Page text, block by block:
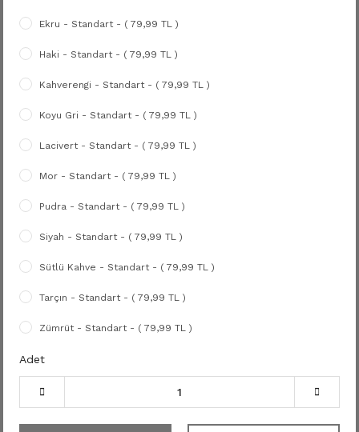
Ekru - Standart - ( 79,99 TL )
Haki - Standart - ( 79,99 TL )
Kahverengi - Standart - ( 79,99 TL )
Koyu Gri - Standart - ( 79,99 TL )
Lacivert - Standart - ( 79,99 TL )
Mor - Standart - ( 79,99 TL )
Pudra - Standart - ( 79,99 TL )
Siyah - Standart - ( 79,99 TL )
Sütlü Kahve - Standart - ( 79,99 TL )
Tarçın - Standart - ( 79,99 TL )
Zümrüt - Standart - ( 79,99 TL )
Adet